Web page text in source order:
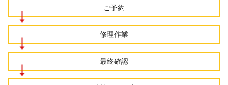
ご予約
修理作業
最終確認